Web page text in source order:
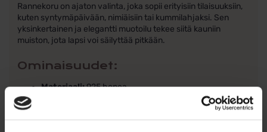
Rannekoru on ajaton valinta, joka sopii erityisiin tilaisuuksiin,
kuten syntymäpäivään, nimiäisiin tai kummilahjaksi. Sen
yksinkertainen ja elegantti muotoilu tekee siitä kauniin
muiston, jota lapsi voi säilyttää pitkään.
Ominaisuudet:
Materiaali:925 hopea
Pakkaus:Ei sisällä rasiaa